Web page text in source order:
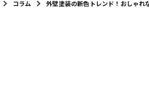
コラム 外壁塗装の新色トレンド！おしゃれ